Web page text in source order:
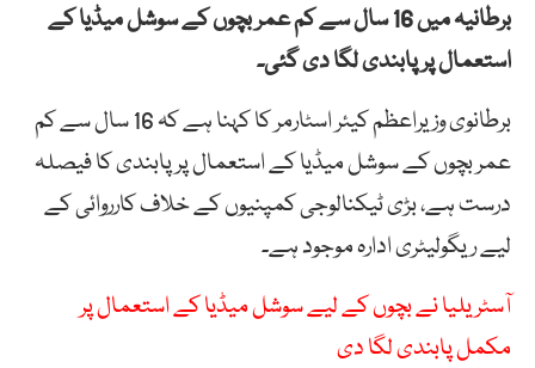
برطانیہ میں 16 سال سے کم عمر بچوں کے سوشل میڈیا کے
استعمال پر پابندی لگا دی گئی۔
برطانوی وزیراعظم کیئر اسٹارمر کا کہنا ہے کہ 16 سال سے کم
عمر بچوں کے سوشل میڈیا کے استعمال پر پابندی کا فیصلہ
درست ہے، بڑی ٹیکنالوجی کمپنیوں کے خلاف کارروائی کے
لیے ریگولیٹری ادارہ موجود ہے۔
آسٹریلیا نے بچوں کے لیے سوشل میڈیا کے استعمال پر
مکمل پابندی لگا دی